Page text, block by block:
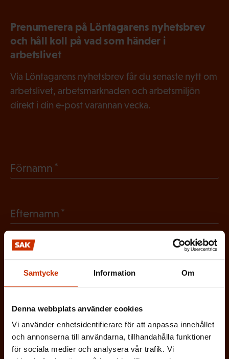
Samtycke Information Om
Denna webbplats använder cookies
Vi använder enhetsidentifierare för att anpassa innehållet
och annonserna till användarna, tillhandahålla funktioner
för sociala medier och analysera vår trafik. Vi
Prenumerera på Löntagarens nyhetsbrev
och håll koll på vad som händer i
arbetslivet
Via Löntagarens nyhetsbrev får du senaste nytt om
arbetslivet, arbetsmarknaden och arbetsmiljön
direkt i din e-post varannan vecka.
Förnamn
i
t
i
s
Efternamn
O
l
a
t
o
E-postadress
(
b
l
i
g
bäst?
FÖRTROENDEMAN